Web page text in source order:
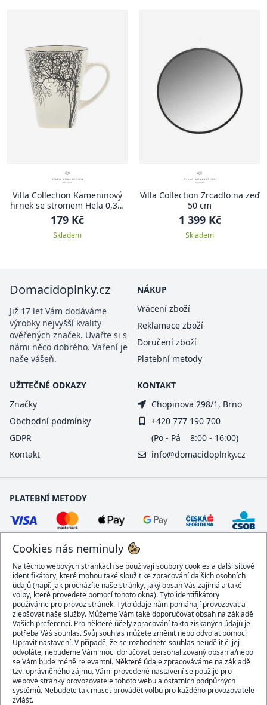
Villa Collection Kameninový
hrnek se stromem Hela 0,35l
Sand
179 Kč
Skladem
Villa Collection Zrcadlo na zeď
50 cm
1 399 Kč
Skladem
Cookies nás neminuly
Na těchto webových stránkách se používají soubory cookies a další síťové
identifikátory, které mohou také sloužit ke zpracování dalších osobních
údajů (např. jak procházíte naše stránky, jaký obsah Vás zajímá a také
volby, které provedete pomocí tohoto okna). Tyto identifikátory
používáme pro provoz stránek. Tyto údaje nám pomáhají provozovat a
zlepšovat naše služby. Můžeme Vám také doporučovat obsah na základě
Vašich preferencí. Pro některé účely zpracování takto získaných údajů je
potřeba Váš souhlas. Svůj souhlas můžete změnit nebo odvolat pomocí
Upravit nastavení. V případě, že se rozhodnete souhlas neudělit či jej
odvoláte, nebudeme Vám moci doručovat personalizovaný obsah a/nebo
se Vám bude méně relevantní. Některé údaje zpracováváme na základě
tzv. oprávněného zájmu. Vámi provedené nastavení se použije pro
webové stránky provozovatele tohoto webu a ostatních podpůrných
systémů. Nebudete tak muset provádět volbu pro každého provozovatele
zvlášť.
Domacidoplnky.cz
Již 17 let Vám dodáváme
výrobky nejvyšší kvality
ověřených značek. Uvařte si s
námi něco dobrého. Vaření je
naše vášeň.
NÁKUP
Vrácení zboží
Reklamace zboží
Doručení zboží
Platební metody
UŽITEČNÉ ODKAZY
Značky
Obchodní podmínky
GDPR
Kontakt
KONTAKT
Chopinova 298/1, Brno
+420 777 190 700
(Po - Pá 8:00 - 16:00)
info@domacidoplnky.cz
PLATEBNÍ METODY
DOPRAVCI
BEZPEČNÝ OBCHOD